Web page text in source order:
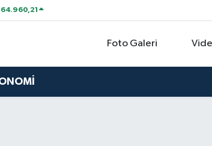
64.960,21
Foto Galeri